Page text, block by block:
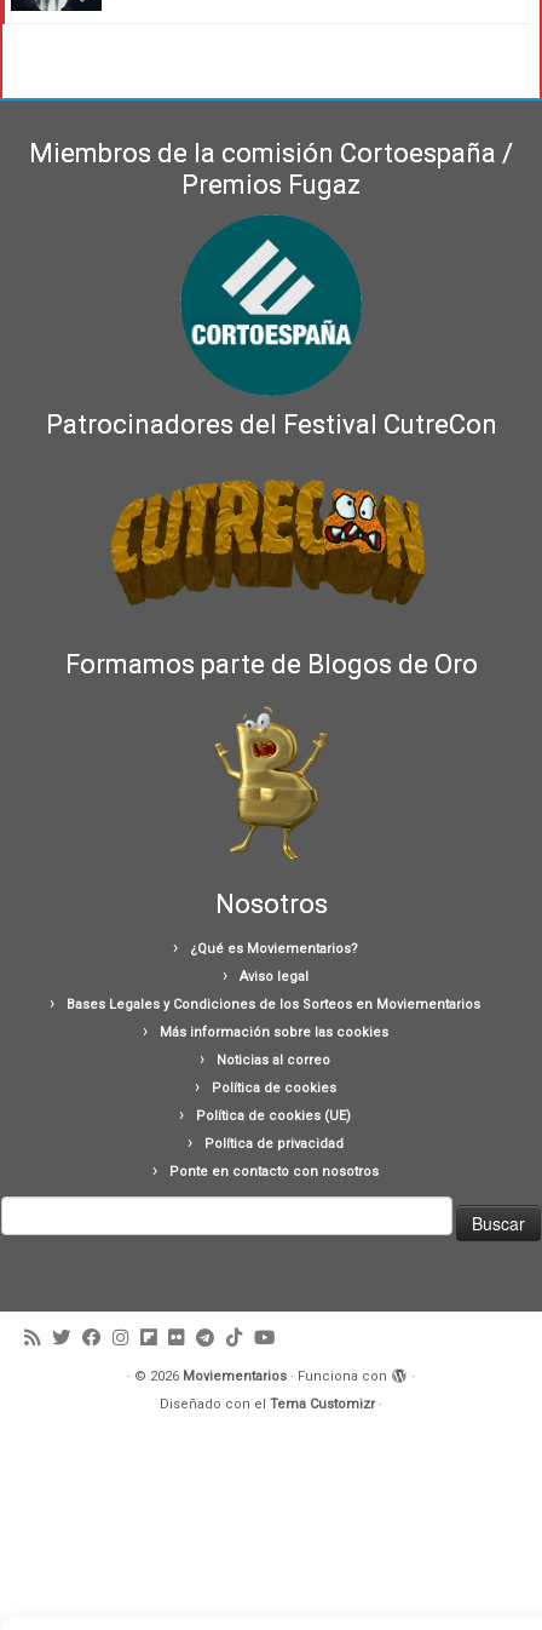
Miembros de la comisión Cortoespaña /
Premios Fugaz
Patrocinadores del Festival CutreCon
Formamos parte de Blogos de Oro
Nosotros
¿Qué es Moviementarios?
Aviso legal
Bases Legales y Condiciones de los Sorteos en Moviementarios
Más información sobre las cookies
Noticias al correo
Política de cookies
Política de cookies (UE)
Política de privacidad
Ponte en contacto con nosotros
· © 2026 Moviementarios · Funciona con
·
Diseñado con el Tema Customizr·